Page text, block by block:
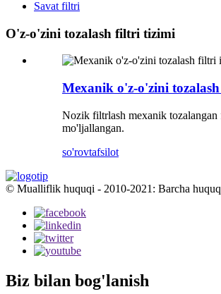
Savat filtri
O'z-o'zini tozalash filtri tizimi
Mexanik o'z-o'zini
Nozik filtrlash mexanik
mo'ljallangan.
so'rovtafsilot
© Mualliflik huquqi - 2010-2021: Barcha
Biz bilan bog'lanish